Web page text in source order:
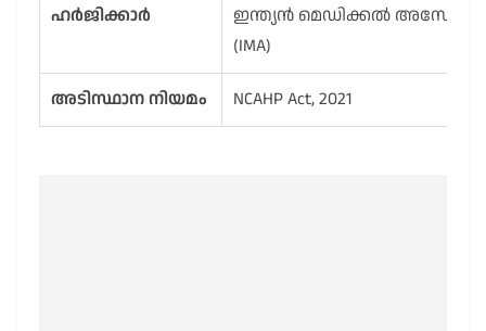
ഹർജിക്കാർ
ഇന്ത്യൻ മെഡിക്കൽ
(IMA)
അടിസ്ഥാന നിയമം NCAHP Act, 2021